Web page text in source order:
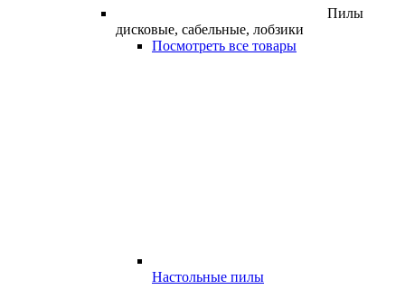
Пилы
дисковые, сабельные, лобзики
Посмотреть все товары
Настольные пилы